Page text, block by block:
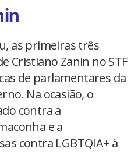
as primeiras três
Cristiano Zanin no STF
de parlamentares da
Na ocasião, o
contra a
e a
contra LGBTQIA+ à